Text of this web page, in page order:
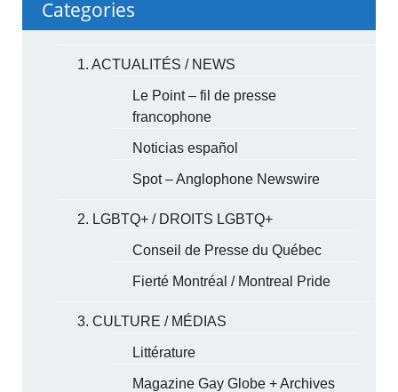
Categories
1. ACTUALITÉS / NEWS
Le Point – fil de presse
francophone
Noticias español
Spot – Anglophone Newswire
2. LGBTQ+ / DROITS LGBTQ+
Conseil de Presse du Québec
Fierté Montréal / Montreal Pride
3. CULTURE / MÉDIAS
Littérature
Magazine Gay Globe + Archives